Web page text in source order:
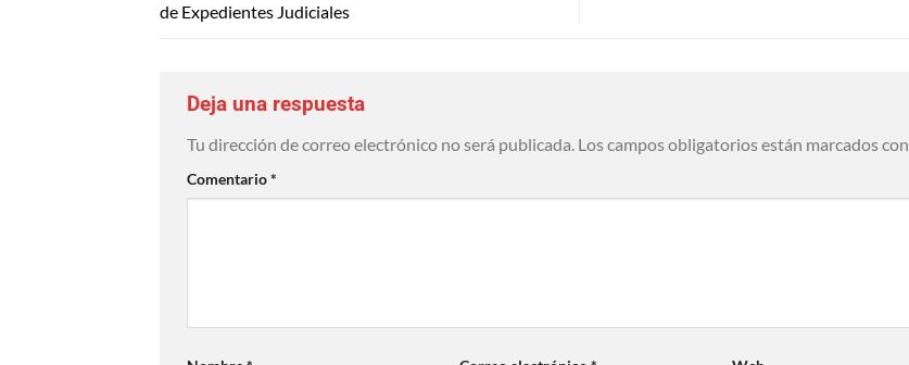
de Expedientes Judiciales
Deja una respuesta
Tu dirección de correo electrónico no será publicada. Los campos obligatorios están marcados con
Comentario*